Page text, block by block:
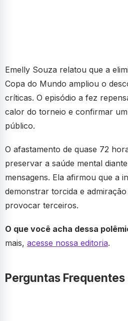
Emelly Souza relatou que a
Copa do Mundo ampliou o
críticas. O episódio a fez
calor do torneio e confirmar
público.
O afastamento de quase 72
preservar a saúde mental
mensagens. Ela afirmou que a
demonstrar torcida e
provocar terceiros.
O que você acha dessa
mais, acesse nossa editoria.
Perguntas Frequentes